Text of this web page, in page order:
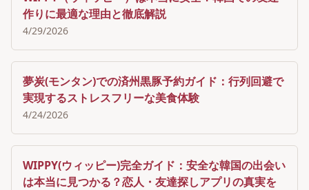
作りに最適な理由と徹底解説
4/29/2026
夢炭(モンタン)での済州黒豚予約ガイド：行列回避で
実現するストレスフリーな美食体験
4/24/2026
WIPPY(ウィッピー)完全ガイド：安全な韓国の出会い
は本当に見つかる？恋人・友達探しアプリの真実を